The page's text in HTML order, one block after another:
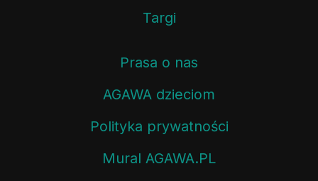
Targi
Prasa o nas
AGAWA dzieciom
Polityka prywatności
Mural AGAWA.PL